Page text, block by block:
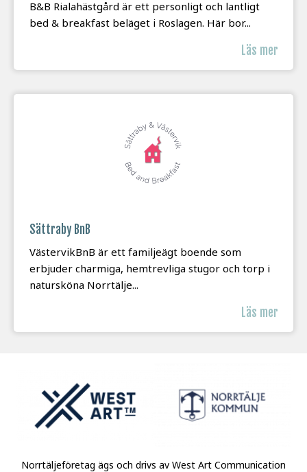
B&B Rialahästgård är ett personligt och lantligt
bed & breakfast beläget i Roslagen. Här bor...
Läs mer
Sättraby BnB
VästervikBnB är ett familjeägt boende som
erbjuder charmiga, hemtrevliga stugor och torp i
natursköna Norrtälje...
Läs mer
Norrtäljeföretag ägs och drivs av West Art Communication